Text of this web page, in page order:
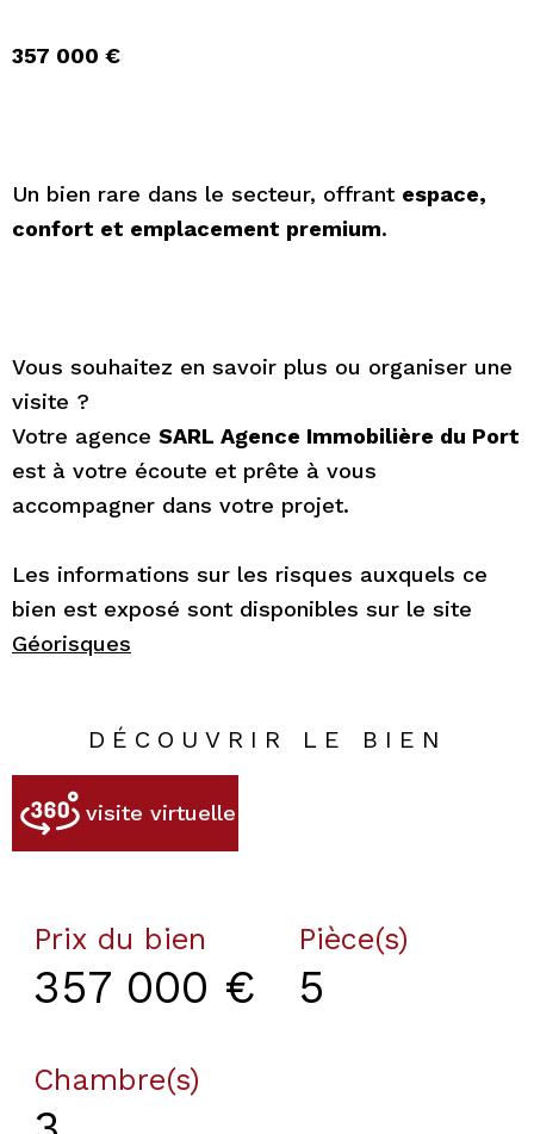
357 000 €
Un bien rare dans le secteur, offrant espace,
confort et emplacement premium.
Vous souhaitez en savoir plus ou organiser une
visite ?
Votre agence SARL Agence Immobilière du Port
est à votre écoute et prête à vous
accompagner dans votre projet.
Les informations sur les risques auxquels ce
bien est exposé sont disponibles sur le site
Géorisques
DÉCOUVRIR LE BIEN
visite virtuelle
Prix du bien
357 000 €
Pièce(s)
5
Chambre(s)